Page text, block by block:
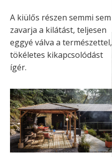
A kiülős részen semmi sem
zavarja a kilátást, teljesen
eggyé válva a természettel,
tökéletes kikapcsolódást
ígér.